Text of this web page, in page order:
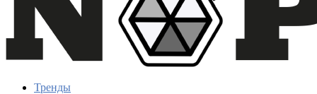
Тренды